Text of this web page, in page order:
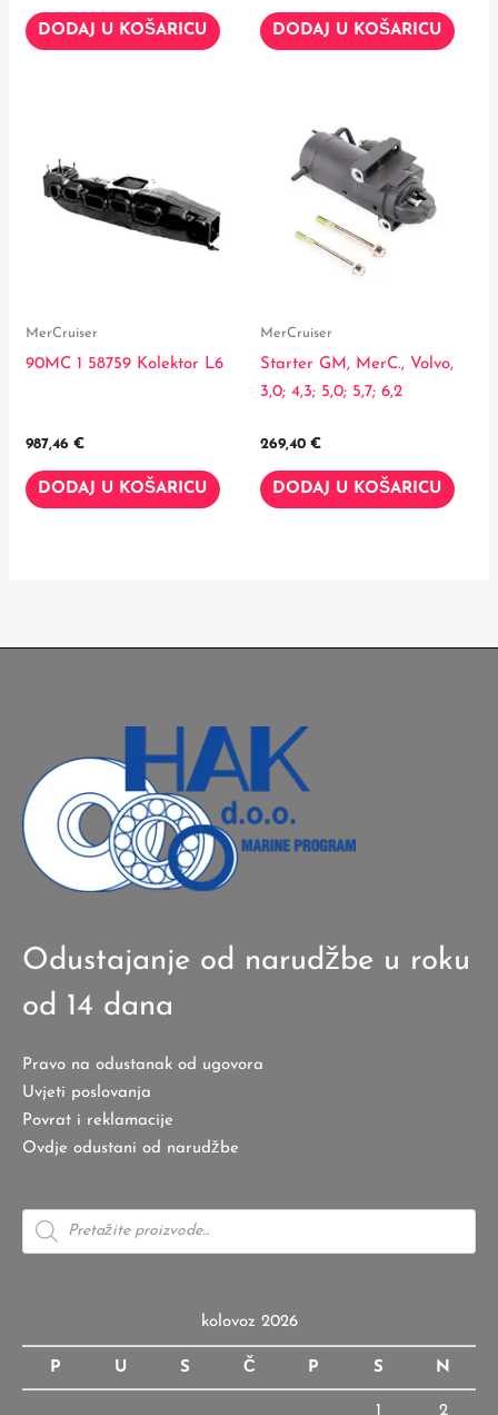
DODAJ U KOŠARICU DODAJ U KOŠARICU
MerCruiser
90MC 1 58759 Kolektor L6
987,46€
DODAJ U KOŠARICU
MerCruiser
Starter GM, MerC., Volvo,
3,0; 4,3; 5,0; 5,7; 6,2
269,40 €
DODAJ U KOŠARICU
Odustajanje od narudžbe u roku
od 14 dana
Pravo na odustanak od ugovora
Uvjeti poslovanja
Povrat i reklamacije
Ovdje odustani od narudžbe
Products
search
kolovoz 2026
P U S Č P S N
1 2